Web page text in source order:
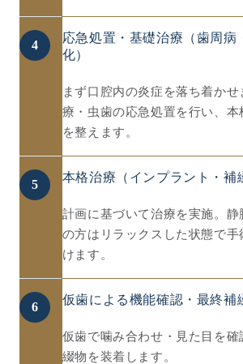
4
応急処置・基礎治療（歯周病
化）
まず口腔内の炎症を落ち着か
療・虫歯の応急処置を行い、本
を整えます。
5
本格治療（インプラント・補
計画に基づいて治療を実施。静
の方はリラックスした状態で手
けます。
6
仮歯による機能確認・最終補
仮歯で噛み合わせ・見た目を確
綴物を装着します。